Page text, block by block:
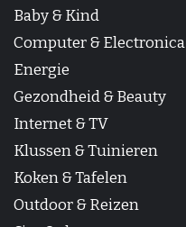
Baby & Kind
Computer & Electronica
Energie
Gezondheid & Beauty
Internet & TV
Klussen & Tuinieren
Koken & Tafelen
Outdoor & Reizen